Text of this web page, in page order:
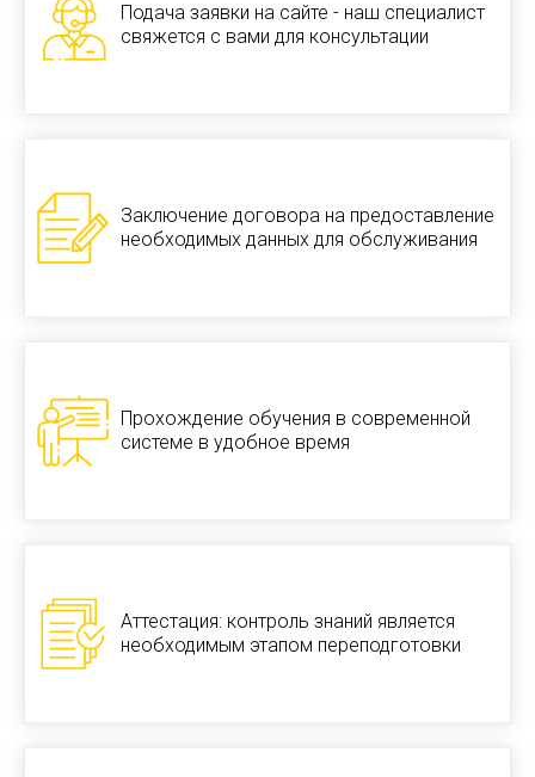
Подача заявки на сайте - наш специалист
свяжется с вами для консультации
Заключение договора на предоставление
необходимых данных для обслуживания
Прохождение обучения в современной
системе в удобное время
Аттестация: контроль знаний является
необходимым этапом переподготовки